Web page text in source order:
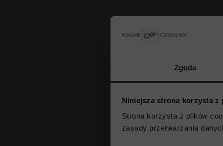
Zgoda
Niniejsza strona korzysta z
Strona korzysta z plików
zasady przetwarzania